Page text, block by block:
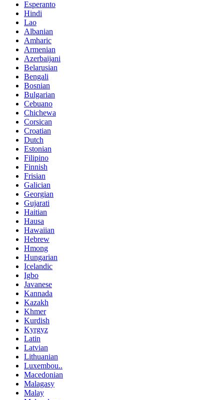
Esperanto
Hindi
Lao
Albanian
Amharic
Armenian
Azerbaijani
Belarusian
Bengali
Bosnian
Bulgarian
Cebuano
Chichewa
Corsican
Croatian
Dutch
Estonian
Filipino
Finnish
Frisian
Galician
Georgian
Gujarati
Haitian
Hausa
Hawaiian
Hebrew
Hmong
Hungarian
Icelandic
Igbo
Javanese
Kannada
Kazakh
Khmer
Kurdish
Kyrgyz
Latin
Latvian
Lithuanian
Luxembou..
Macedonian
Malagasy
Malay